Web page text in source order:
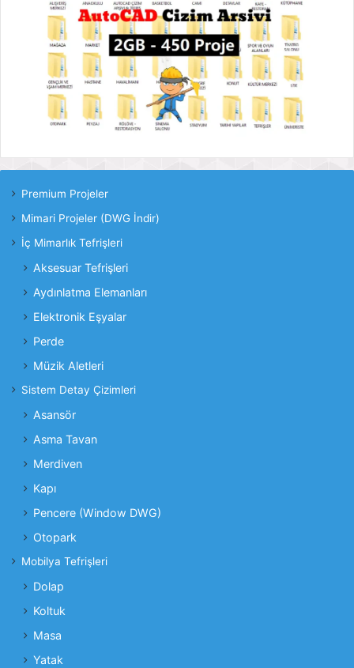
Premium Projeler
Mimari Projeler (DWG İndir)
İç Mimarlık Tefrişleri
Aksesuar Tefrişleri
Aydınlatma Elemanları
Elektronik Eşyalar
Perde
Müzik Aletleri
Sistem Detay Çizimleri
Asansör
Asma Tavan
Merdiven
Kapı
Pencere (Window DWG)
Otopark
Mobilya Tefrişleri
Dolap
Koltuk
Masa
Yatak